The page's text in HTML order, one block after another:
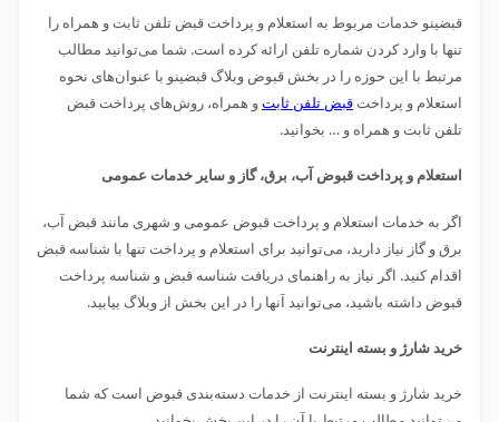
قبضینو خدمات مربوط به استعلام و پرداخت قبض تلفن ثابت و همراه را
تنها با وارد کردن شماره تلفن ارائه کرده است. شما می‌توانید مطالب
مرتبط با این حوزه را در بخش قبوض وبلاگ قبضینو با عنوان‌های نحوه
استعلام و پرداختقبض تلفن ثابتو همراه، روش‌های پرداخت قبض
تلفن ثابت و همراه و … بخوانید.
استعلام و پرداخت قبوض آب، برق، گاز و سایر خدمات عمومی
اگر به خدمات استعلام و پرداخت قبوض عمومی و شهری مانند قبض آب،
برق و گاز نیاز دارید، می‌توانید برای استعلام و پرداخت تنها با شناسه قبض
اقدام کنید. اگر نیاز به راهنمای دریافت شناسه قبض و شناسه پرداخت
قبوض داشته باشید، می‌توانید آنها را در این بخش از وبلاگ بیابید.
خرید شارژ و بسته اینترنت
خرید شارژ و بسته اینترنت از خدمات دسته‌بندی قبوض است که شما